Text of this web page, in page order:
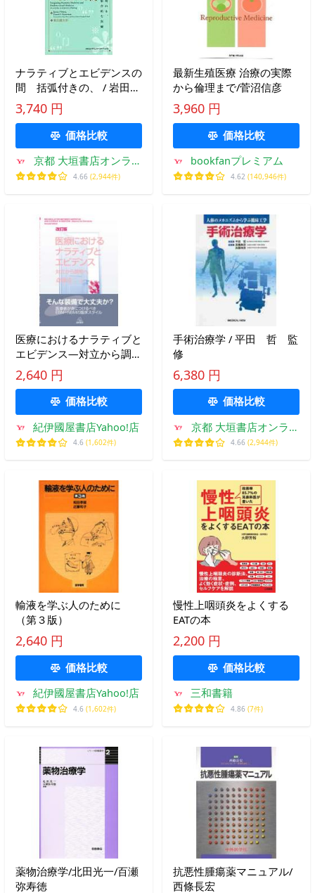
ナラティブとエビデンスの
間 括弧付きの、 / 岩田
健太郎 訳
3,740 円
価格比較
京都 大垣書店オンライ
ン
4.66 (2,944件)
最新生殖医療 治療の実際
から倫理まで/菅沼信彦
3,960 円
価格比較
bookfanプレミアム
4.62 (140,946件)
医療におけるナラティブと
エビデンス―対立から調和
へ （改訂版）
2,640 円
価格比較
紀伊國屋書店Yahoo!店
4.6 (1,602件)
手術治療学 / 平田 哲 監
修
6,380 円
価格比較
京都 大垣書店オンライ
ン
4.66 (2,944件)
輸液を学ぶ人のために
（第３版）
2,640 円
価格比較
紀伊國屋書店Yahoo!店
4.6 (1,602件)
慢性上咽頭炎をよくする
EATの本
2,200 円
価格比較
三和書籍
4.86 (7件)
薬物治療学/北田光一/百瀬
弥寿徳
抗悪性腫瘍薬マニュアル/
西條長宏